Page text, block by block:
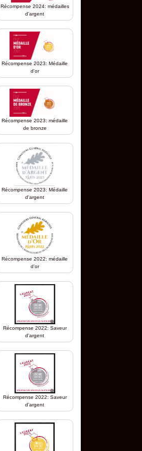
Récompense 2024: médailles
d'argent
Récompense 2023: Médaille
d'or
Récompense 2023: médaille
de bronze
Récompense 2023: Médaille
d'argent
Récompense 2022: médaille
d'or
Récompense 2022: Saveur
d'argent
Récompense 2022: Saveur
d'argent